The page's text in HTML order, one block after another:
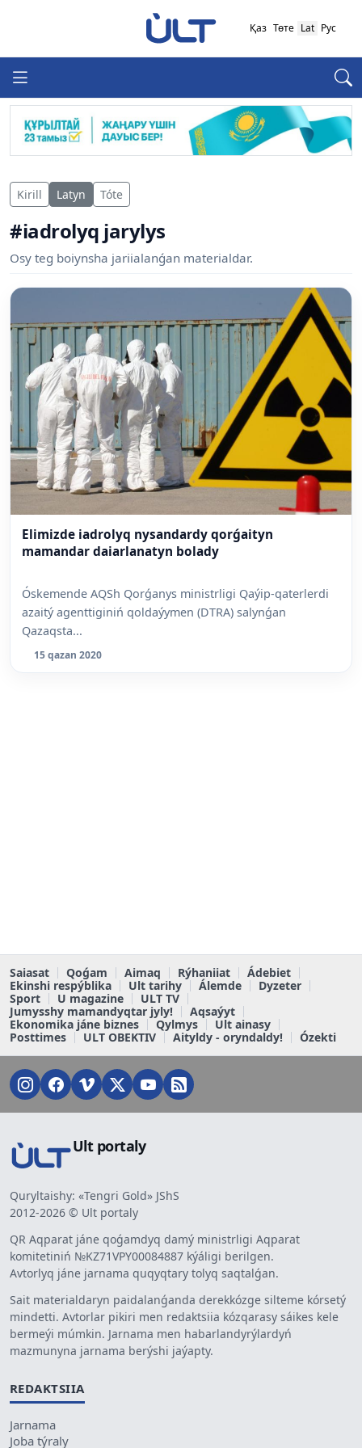
Қаз Төте Lat Рус
Kirill Latyn Tóte
#iadrolyq jarylys
Osy teg boiynsha jariialanǵan materialdar.
Elimizde iadrolyq nysandardy qorǵaityn
mamandar daiarlanatyn bolady
Óskemende AQSh Qorǵanys ministrligi Qaýip-qaterlerdi
azaitý agenttiginiń qoldaýymen (DTRA) salynǵan
Qazaqsta...
15 qazan 2020
Saiasat Qoǵam Aimaq Rýhaniiat
Ádebiet
Ekinshi respýblika
Ult tarihy Álemde
Dyzeter
Sport
U magazine
ULT TV
Jumysshy mamandyqtar jyly!
Aqsaýyt
Ekonomika jáne biznes
Qylmys
Ult ainasy
Posttimes
ULT OBEKTIV Aityldy - oryndaldy! Ózekti
Ult portaly
Quryltaishy: «Tengri Gold» JShS
2012-2026 © Ult portaly
QR Aqparat jáne qoǵamdyq damý ministrligi Aqparat
komitetiniń №KZ71VPY00084887 kýáligi berilgen.
Avtorlyq jáne jarnama quqyqtary tolyq saqtalǵan.
Sait materialdaryn paidalanǵanda derekkózge silteme kórsetý
mindetti. Avtorlar pikiri men redaktsiia kózqarasy sáikes kele
bermeýi múmkin. Jarnama men habarlandyrýlardyń
mazmunyna jarnama berýshi jaýapty.
REDAKTSIIA
Jarnama
Joba týraly